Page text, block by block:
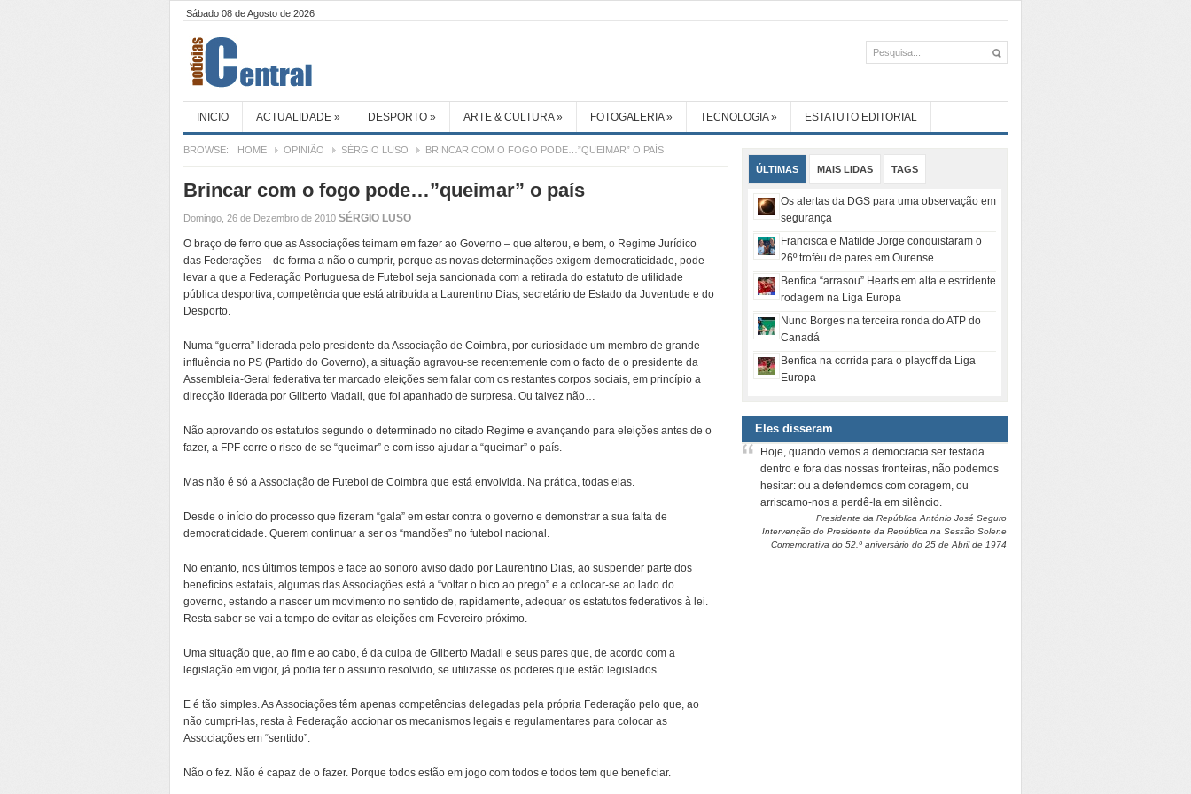
Sábado 08 de Agosto de 2026
INICIO ACTUALIDADE » DESPORTO » ARTE & CULTURA» FOTOGALERIA» TECNOLOGIA» ESTATUTO EDITORIAL
BROWSE: HOME OPINIÃO SÉRGIO LUSO BRINCAR COM O FOGO PODE…”QUEIMAR” O PAÍS
Brincar com o fogo pode…”queimar” o país
Domingo, 26 de Dezembro de 2010 SÉRGIO LUSO
O braço de ferro que as Associações teimam em fazer ao Governo – que alterou, e bem, o Regime Jurídico
das Federações – de forma a não o cumprir, porque as novas determinações exigem democraticidade, pode
levar a que a Federação Portuguesa de Futebol seja sancionada com a retirada do estatuto de utilidade
pública desportiva, competência que está atribuída a Laurentino Dias, secretário de Estado da Juventude e do
Desporto.
Numa “guerra” liderada pelo presidente da Associação de Coimbra, por curiosidade um membro de grande
influência no PS (Partido do Governo), a situação agravou-se recentemente com o facto de o presidente da
Assembleia-Geral federativa ter marcado eleições sem falar com os restantes corpos sociais, em princípio a
direcção liderada por Gilberto Madail, que foi apanhado de surpresa. Ou talvez não…
Não aprovando os estatutos segundo o determinado no citado Regime e avançando para eleições antes de o
fazer, a FPF corre o risco de se “queimar” e com isso ajudar a “queimar” o país.
Mas não é só a Associação de Futebol de Coimbra que está envolvida. Na prática, todas elas.
Desde o início do processo que fizeram “gala” em estar contra o governo e demonstrar a sua falta de
democraticidade. Querem continuar a ser os “mandões” no futebol nacional.
No entanto, nos últimos tempos e face ao sonoro aviso dado por Laurentino Dias, ao suspender parte dos
benefícios estatais, algumas das Associações está a “voltar o bico ao prego” e a colocar-se ao lado do
governo, estando a nascer um movimento no sentido de, rapidamente, adequar os estatutos federativos à lei.
Resta saber se vai a tempo de evitar as eleições em Fevereiro próximo.
Uma situação que, ao fim e ao cabo, é da culpa de Gilberto Madail e seus pares que, de acordo com a
legislação em vigor, já podia ter o assunto resolvido, se utilizasse os poderes que estão legislados.
E é tão simples. As Associações têm apenas competências delegadas pela própria Federação pelo que, ao
não cumpri-las, resta à Federação accionar os mecanismos legais e regulamentares para colocar as
Associações em “sentido”.
Não o fez. Não é capaz de o fazer. Porque todos estão em jogo com todos e todos tem que beneficiar.
ÚLTIMAS MAIS LIDAS TAGS
Os alertas da DGS para uma observação em
segurança
Francisca e Matilde Jorge conquistaram o
26º troféu de pares em Ourense
Benfica “arrasou” Hearts em alta e estridente
rodagem na Liga Europa
Nuno Borges na terceira ronda do ATP do
Canadá
Benfica na corrida para o playoff da Liga
Europa
Eles disseram
Hoje, quando vemos a democracia ser testada
dentro e fora das nossas fronteiras, não podemos
hesitar: ou a defendemos com coragem, ou
arriscamo-nos a perdê-la em silêncio.
Presidente da República António José Seguro
Intervenção do Presidente da República na Sessão Solene
Comemorativa do 52.º aniversário do 25 de Abril de 1974